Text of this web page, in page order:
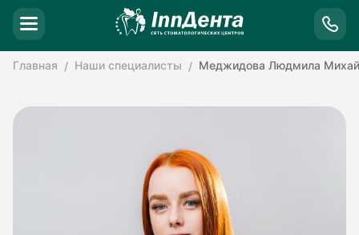
Главная Наши специалисты Меджидова Людмила